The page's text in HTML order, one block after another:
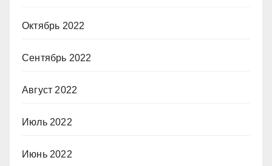
Октябрь 2022
Сентябрь 2022
Август 2022
Июль 2022
Июнь 2022